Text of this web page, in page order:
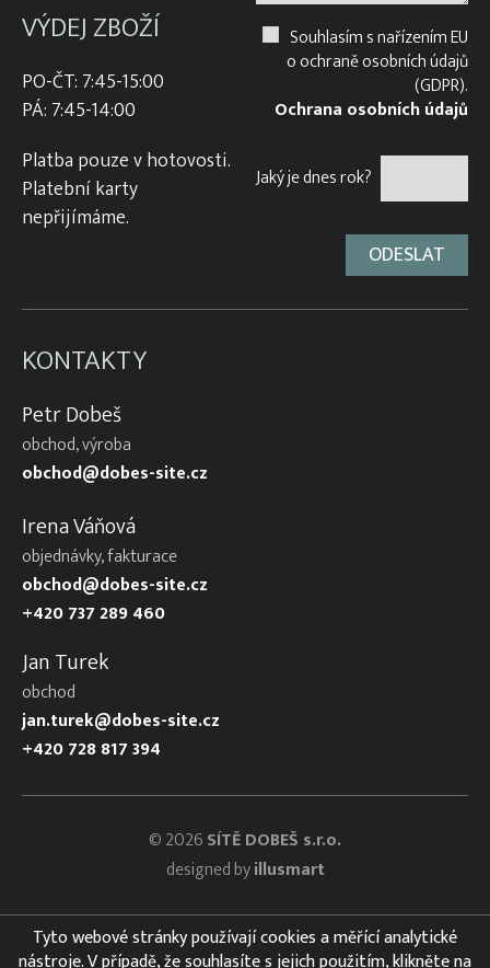
VÝDEJ ZBOŽÍ
PO-ČT: 7:45-15:00
PÁ: 7:45-14:00
Platba pouze v hotovosti.
Platební karty
nepřijímáme.
Souhlasím s nařízením EU
o ochraně osobních údajů
(GDPR).
Ochrana osobních údajů
Jaký je dnes rok?
KONTAKTY
Petr Dobeš
obchod, výroba
obchod@dobes-site.cz
Irena Váňová
objednávky, fakturace
obchod@dobes-site.cz
+420 737 289 460
Jan Turek
obchod
jan.turek@dobes-site.cz
+420 728 817 394
© 2026SÍTĚ DOBEŠ s.r.o.
designed byillusmart
Tyto webové stránky používají cookies a měřící analytické
nástroje. V případě, že souhlasíte s jejich použitím, klikněte na